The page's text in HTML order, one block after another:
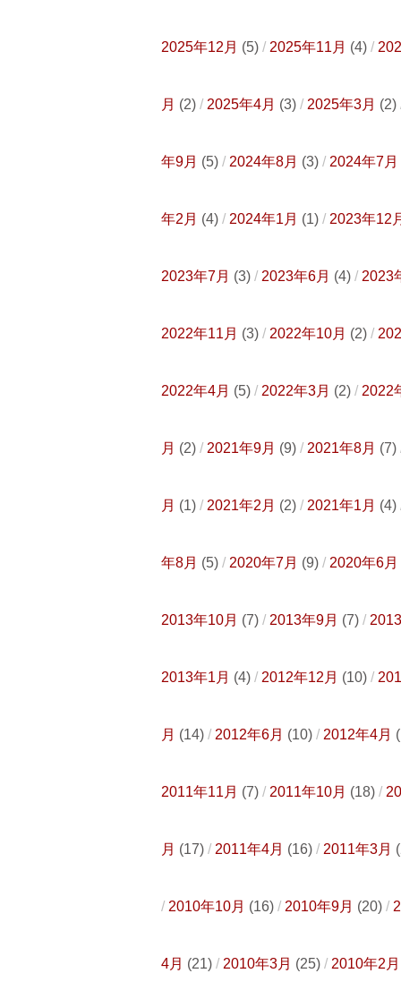
2025年12月 (5) 2025年11月 (4)
月 (2) 2025年4月 (3) 2025年3月 (2)
年9月 (5) 2024年8月 (3) 2024年7月
年2月 (4) 2024年1月 (1) 2023年12
2023年7月 (3) 2023年6月 (4) 2023
2022年11月 (3) 2022年10月 (2)
2022年4月 (5) 2022年3月 (2) 2022
月 (2) 2021年9月 (9) 2021年8月 (7)
月 (1) 2021年2月 (2) 2021年1月 (4)
年8月 (5) 2020年7月 (9) 2020年6月
2013年10月 (7) 2013年9月 (7)
2013年1月 (4) 2012年12月 (10)
月 (14) 2012年6月 (10) 2012年4月
2011年11月 (7) 2011年10月 (18)
月 (17) 2011年4月 (16) 2011年3月
2010年10月 (16) 2010年9月 (20)
4月 (21) 2010年3月 (25) 2010年2月